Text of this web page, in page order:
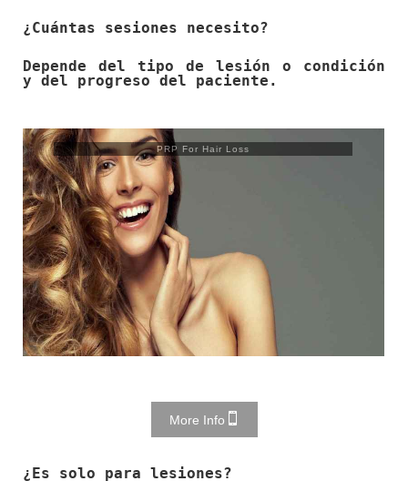
¿Cuántas sesiones necesito?
Depende del tipo de lesión o condición
y del progreso del paciente.
Trusculpt Flex
More Info
¿Es solo para lesiones?